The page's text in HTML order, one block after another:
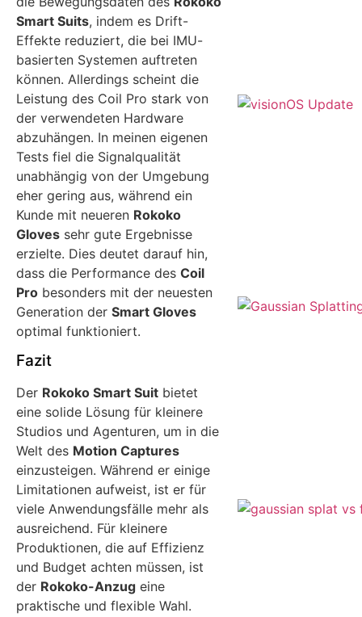
Smart Suits, indem es Drift-
Effekte reduziert, die bei IMU-
basierten Systemen auftreten
können. Allerdings scheint die
Leistung des Coil Pro stark von
der verwendeten Hardware
abzuhängen. In meinen eigenen
Tests fiel die Signalqualität
unabhängig von der Umgebung
eher gering aus, während ein
Kunde mit neueren Rokoko
Gloves sehr gute Ergebnisse
erzielte. Dies deutet darauf hin,
dass die Performance des Coil
Pro besonders mit der neuesten
Generation der Smart Gloves
optimal funktioniert.
Fazit
Der Rokoko Smart Suit bietet
eine solide Lösung für kleinere
Studios und Agenturen, um in die
Welt des Motion Captures
einzusteigen. Während er einige
Limitationen aufweist, ist er für
viele Anwendungsfälle mehr als
ausreichend. Für kleinere
Produktionen, die auf Effizienz
und Budget achten müssen, ist
der Rokoko-Anzug eine
praktische und flexible Wahl.